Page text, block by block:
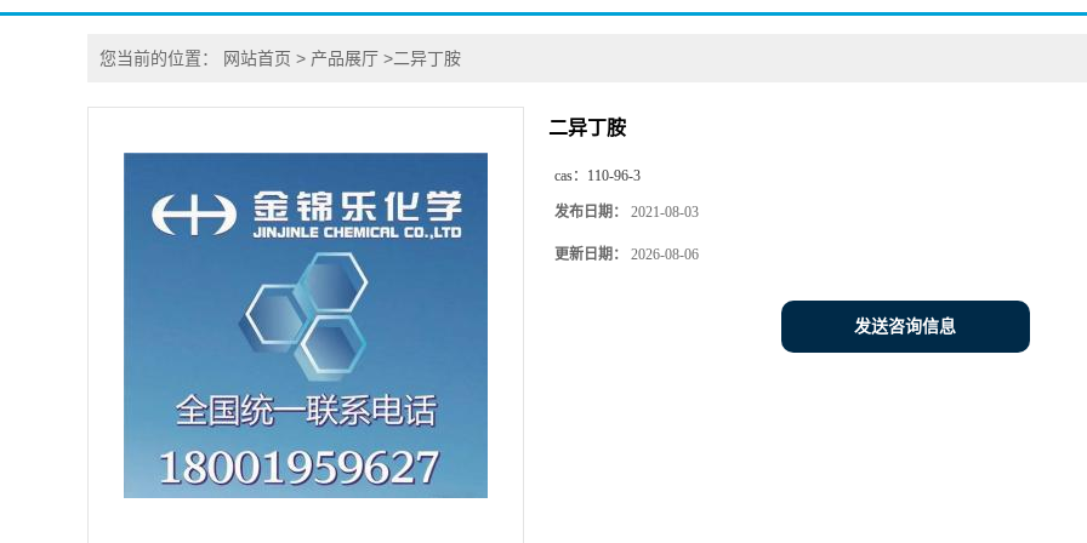
您当前的位置： 网站首页 > 产品展厅 >二异丁胺
二异丁胺
cas： 110-96-3
发布日期： 2021-08-03
更新日期： 2026-08-06
发送咨询信息